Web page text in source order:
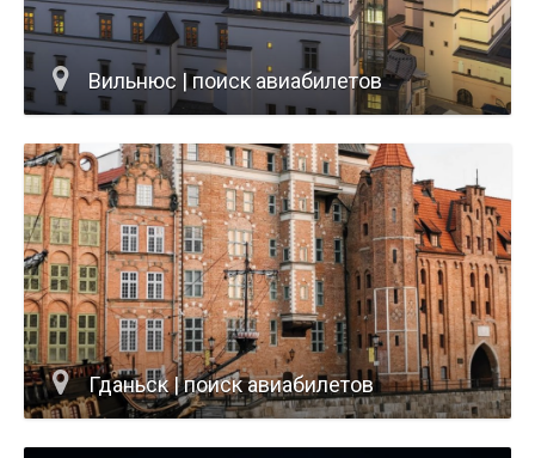
Вильнюс | поиск авиабилетов
Гданьск | поиск авиабилетов